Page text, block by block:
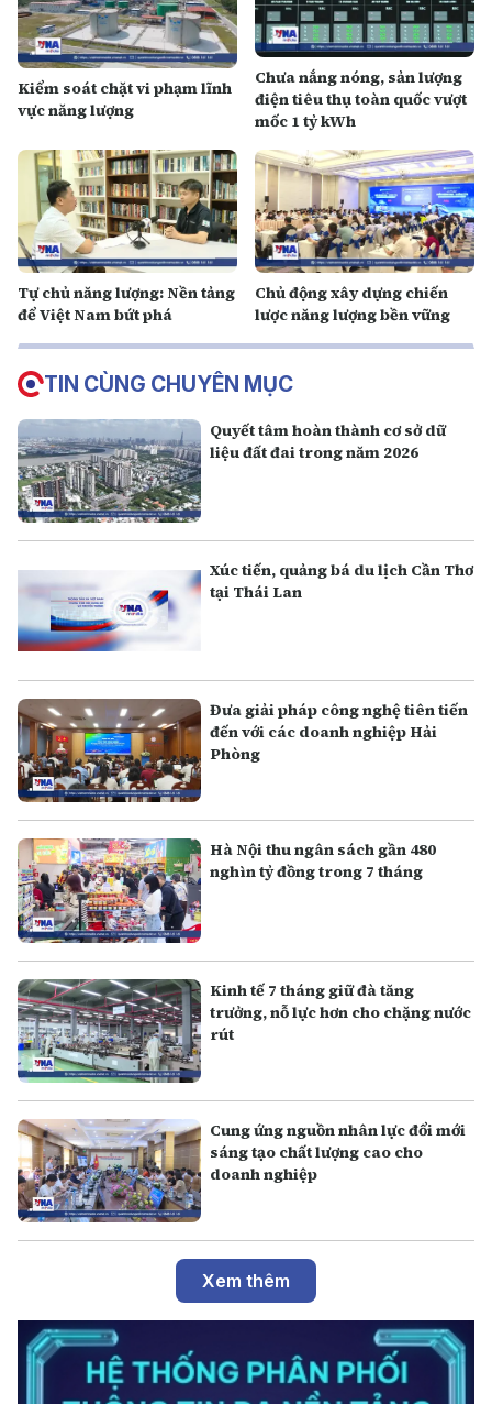
Kiểm soát chặt vi phạm lĩnh
vực năng lượng
Chưa nắng nóng, sản lượng
điện tiêu thụ toàn quốc vượt
mốc 1 tỷ kWh
Tự chủ năng lượng: Nền tảng
để Việt Nam bứt phá
Chủ động xây dựng chiến
lược năng lượng bền vững
TIN CÙNG CHUYÊN MỤC
Quyết tâm hoàn thành cơ sở dữ
liệu đất đai trong năm 2026
Xúc tiến, quảng bá du lịch Cần Thơ
tại Thái Lan
Đưa giải pháp công nghệ tiên tiến
đến với các doanh nghiệp Hải
Phòng
Hà Nội thu ngân sách gần 480
nghìn tỷ đồng trong 7 tháng
Kinh tế 7 tháng giữ đà tăng
trưởng, nỗ lực hơn cho chặng nước
rút
Cung ứng nguồn nhân lực đổi mới
sáng tạo chất lượng cao cho
doanh nghiệp
Xem thêm